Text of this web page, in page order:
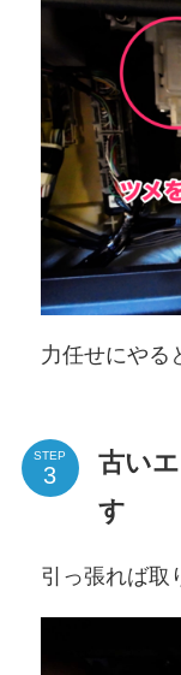
力任せにやる
STEP
古い
す
引っ張れば取